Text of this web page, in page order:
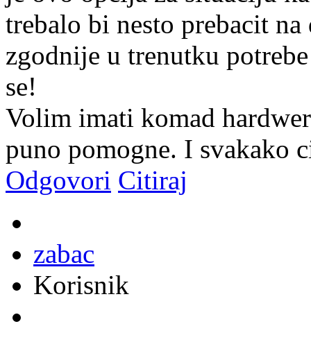
trebalo bi nesto prebacit
zgodnije u trenutku
se!
Volim imati komad
puno pomogne. I svakako
Odgovori Citiraj
zabac
Korisnik